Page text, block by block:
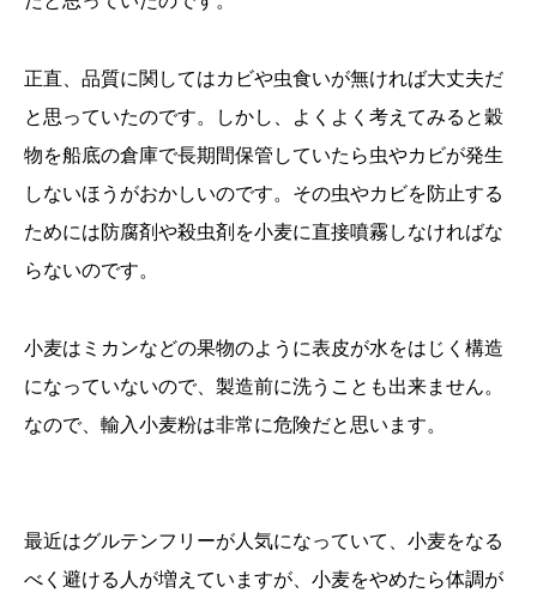
正直、品質に関してはカビや虫食いが無ければ大丈夫だ
と思っていたのです。しかし、よくよく考えてみると穀
物を船底の倉庫で長期間保管していたら虫やカビが発生
しないほうがおかしいのです。その虫やカビを防止する
ためには防腐剤や殺虫剤を小麦に直接噴霧しなければな
らないのです。
小麦はミカンなどの果物のように表皮が水をはじく構造
になっていないので、製造前に洗うことも出来ません。
なので、輸入小麦粉は非常に危険だと思います。
最近はグルテンフリーが人気になっていて、小麦をなる
べく避ける人が増えていますが、小麦をやめたら体調が